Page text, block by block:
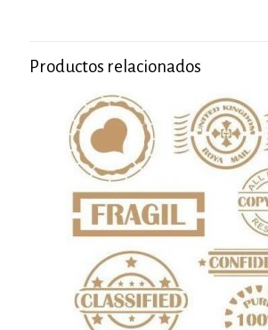
Productos relacionados